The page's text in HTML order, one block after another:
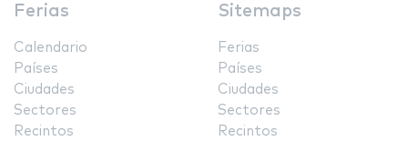
Ferias
Calendario
Países
Ciudades
Sectores
Recintos
Sitemaps
Ferias
Países
Ciudades
Sectores
Recintos